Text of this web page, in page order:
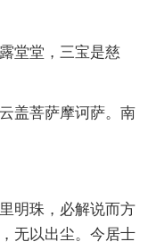
堂堂，三宝是慈
盖菩萨摩诃萨。南
明珠，必解说而方
无以出尘。今居士